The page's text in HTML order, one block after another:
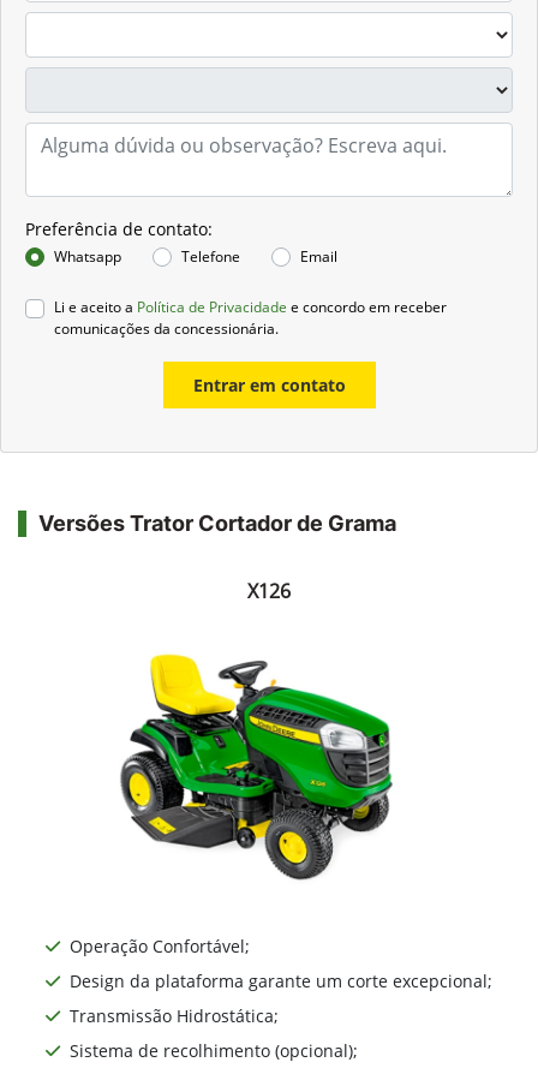
Preferência de contato:
Whatsapp Telefone Email
Li e aceito a Política de Privacidade e concordo em receber
comunicações da concessionária.
Entrar em contato
Versões Trator Cortador de Grama
X126
Operação Confortável;
Design da plataforma garante um corte excepcional;
Transmissão Hidrostática;
Sistema de recolhimento (opcional);